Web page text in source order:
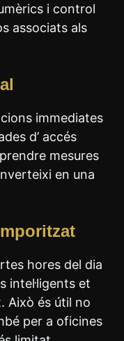
i control
associats als
immediates
d’ accés
mesures
en una
hores del dia
intel·ligents et
Això és útil no
per a oficines